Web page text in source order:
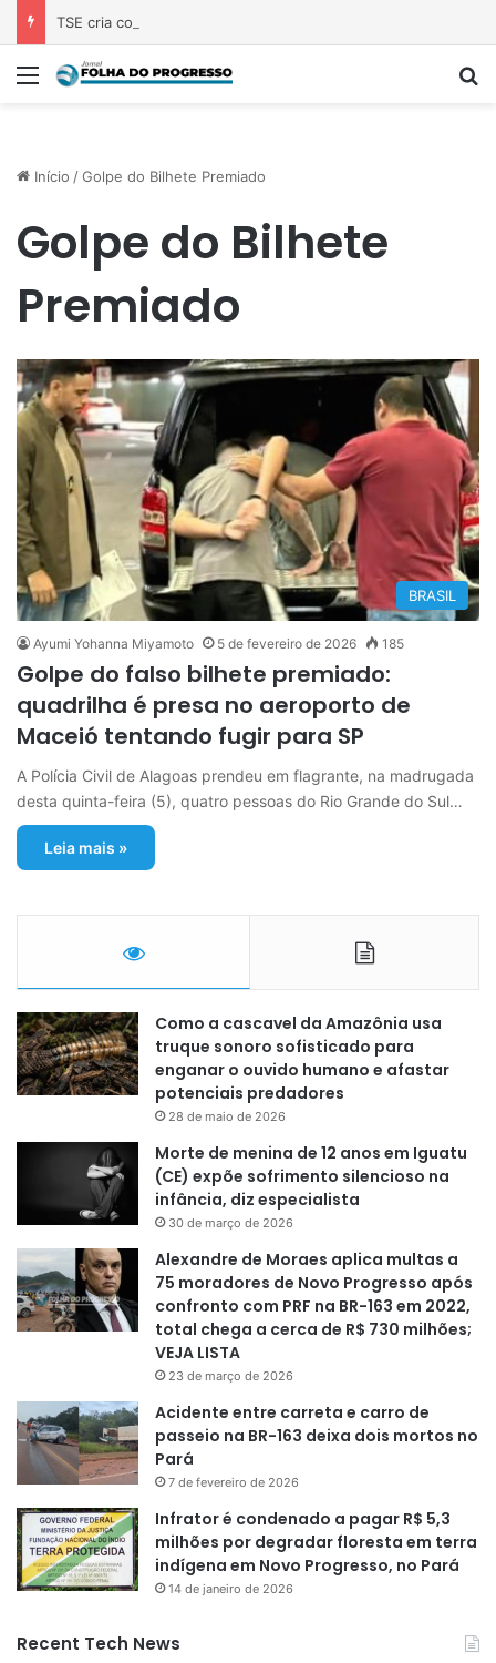
Menu
Início /Golpe do Bilhete Premiado
Golpe do Bilhete
Premiado
BRASIL
Ayumi Yohanna Miyamoto 5 de fevereiro de 2026 185
Golpe do falso bilhete premiado:
quadrilha é presa no aeroporto de
Maceió tentando fugir para SP
A Polícia Civil de Alagoas prendeu em flagrante, na madrugada
desta quinta-feira (5), quatro pessoas do Rio Grande do Sul…
Leia mais »
Como a cascavel da Amazônia usa
truque sonoro sofisticado para
enganar o ouvido humano e afastar
potenciais predadores
28 de maio de 2026
Morte de menina de 12 anos em Iguatu
(CE) expõe sofrimento silencioso na
infância, diz especialista
30 de março de 2026
Alexandre de Moraes aplica multas a
75 moradores de Novo Progresso após
confronto com PRF na BR-163 em 2022,
total chega a cerca de R$ 730 milhões;
VEJA LISTA
23 de março de 2026
Acidente entre carreta e carro de
passeio na BR-163 deixa dois mortos no
Pará
7 de fevereiro de 2026
Infrator é condenado a pagar R$ 5,3
milhões por degradar floresta em terra
indígena em Novo Progresso, no Pará
14 de janeiro de 2026
Recent Tech News